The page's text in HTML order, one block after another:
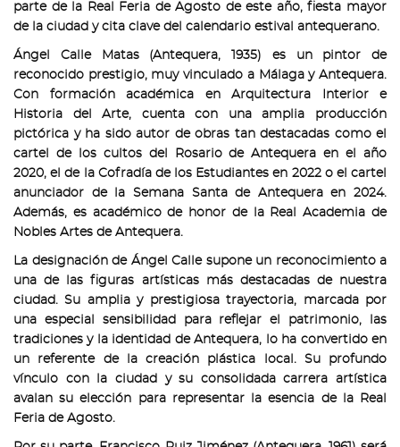
parte de la Real Feria de Agosto de este año, fiesta mayor
de la ciudad y cita clave del calendario estival antequerano.
Ángel Calle Matas (Antequera, 1935) es un pintor de
reconocido prestigio, muy vinculado a Málaga y Antequera.
Con formación académica en Arquitectura Interior e
Historia del Arte, cuenta con una amplia producción
pictórica y ha sido autor de obras tan destacadas como el
cartel de los cultos del Rosario de Antequera en el año
2020, el de la Cofradía de los Estudiantes en 2022 o el cartel
anunciador de la Semana Santa de Antequera en 2024.
Además, es académico de honor de la Real Academia de
Nobles Artes de Antequera.
La designación de Ángel Calle supone un reconocimiento a
una de las figuras artísticas más destacadas de nuestra
ciudad. Su amplia y prestigiosa trayectoria, marcada por
una especial sensibilidad para reflejar el patrimonio, las
tradiciones y la identidad de Antequera, lo ha convertido en
un referente de la creación plástica local. Su profundo
vínculo con la ciudad y su consolidada carrera artística
avalan su elección para representar la esencia de la Real
Feria de Agosto.